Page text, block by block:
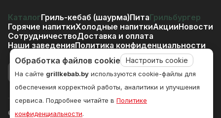
Обработка файлов cookie Настроить cookie
На сайте grillkebab.by используются cookie-файлы для
обеспечения корректной работы, аналитики и улучшения
сервиса. Подробнее читайте в Политике
конфиденциальности.
КаталогГриль-кебаб (шаурма)ПитаГрильбургер
Горячие напиткиХолодные напиткиАкцииНовости
СотрудничествоДоставка и оплата
Наши заведенияПолитика конфиденциальности
© 2026 grillkebab.by, Все права защищены